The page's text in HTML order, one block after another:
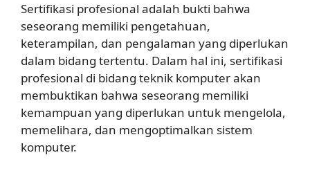
Sertifikasi profesional adalah bukti bahwa
seseorang memiliki pengetahuan,
keterampilan, dan pengalaman yang diperlukan
dalam bidang tertentu. Dalam hal ini, sertifikasi
profesional di bidang teknik komputer akan
membuktikan bahwa seseorang memiliki
kemampuan yang diperlukan untuk mengelola,
memelihara, dan mengoptimalkan sistem
komputer.